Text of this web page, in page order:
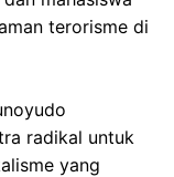
terorisme di
radikal untuk
yang